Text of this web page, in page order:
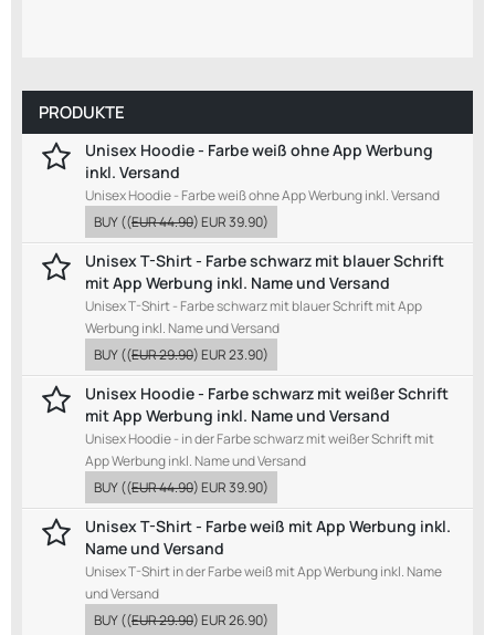
PRODUKTE
Unisex Hoodie - Farbe weiß ohne App Werbung
inkl. Versand
Unisex Hoodie - Farbe weiß ohne App Werbung inkl. Versand
BUY((EUR 44.90)EUR 39.90)
Unisex T-Shirt - Farbe schwarz mit blauer Schrift
mit App Werbung inkl. Name und Versand
Unisex T-Shirt - Farbe schwarz mit blauer Schrift mit App
Werbung inkl. Name und Versand
BUY((EUR 29.90)EUR 23.90)
Unisex Hoodie - Farbe schwarz mit weißer Schrift
mit App Werbung inkl. Name und Versand
Unisex Hoodie - in der Farbe schwarz mit weißer Schrift mit
App Werbung inkl. Name und Versand
BUY((EUR 44.90)EUR 39.90)
Unisex T-Shirt - Farbe weiß mit App Werbung inkl.
Name und Versand
Unisex T-Shirt in der Farbe weiß mit App Werbung inkl. Name
und Versand
BUY((EUR 29.90)EUR 26.90)